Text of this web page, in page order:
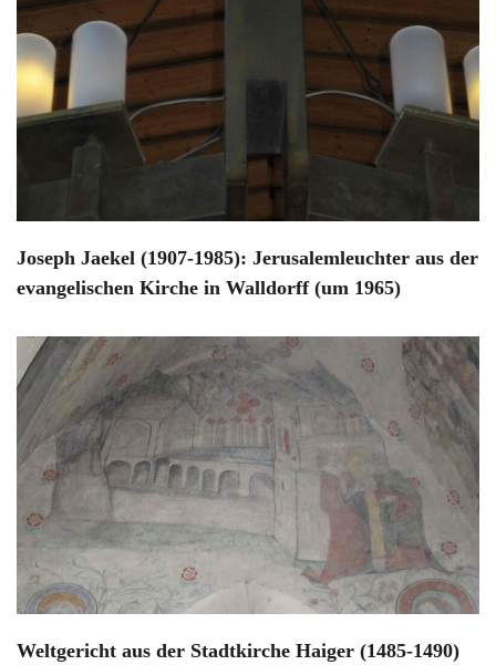
Joseph Jaekel (1907-1985): Jerusalemleuchter aus der
evangelischen Kirche in Walldorff (um 1965)
Weltgericht aus der Stadtkirche Haiger (1485-1490)